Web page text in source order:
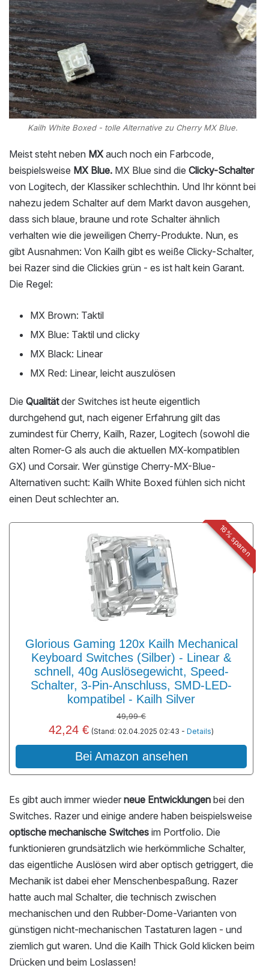
Kailh White Boxed - tolle Alternative zu Cherry MX Blue.
Meist steht neben MX auch noch ein Farbcode,
beispielsweise MX Blue. MX Blue sind die Clicky-Schalter
von Logitech, der Klassiker schlechthin. Und Ihr könnt bei
nahezu jedem Schalter auf dem Markt davon ausgehen,
dass sich blaue, braune und rote Schalter ähnlich
verhalten wie die jeweiligen Cherry-Produkte. Nun, es
gibt Ausnahmen: Von Kailh gibt es weiße Clicky-Schalter,
bei Razer sind die Clickies grün - es ist halt kein Garant.
Die Regel:
MX Brown: Taktil
MX Blue: Taktil und clicky
MX Black: Linear
MX Red: Linear, leicht auszulösen
Die Qualitätder Switches ist heute eigentlich
durchgehend gut, nach eigener Erfahrung gilt das
zumindest für Cherry, Kailh, Razer, Logitech (sowohl die
alten Romer-G als auch die aktuellen MX-kompatiblen
GX) und Corsair. Wer günstige Cherry-MX-Blue-
Alternativen sucht: Kailh White Boxed fühlen sich nicht
einen Deut schlechter an.
16% sparen
Glorious Gaming 120x Kailh Mechanical
Keyboard Switches (Silber) - Linear &
schnell, 40g Auslösegewicht, Speed-
Schalter, 3-Pin-Anschluss, SMD-LED-
kompatibel - Kailh Silver
49,99 €
42,24 € (Stand: 02.04.2025 02:43 -Details)
Bei Amazon ansehen
Es gibt auch immer wieder neue Entwicklungen bei den
Switches. Razer und einige andere haben beispielsweise
optische mechanische Switches im Portfolio. Die
funktionieren grundsätzlich wie herkömmliche Schalter,
das eigentliche Auslösen wird aber optisch getriggert, die
Mechanik ist dabei eher Menschenbespaßung. Razer
hatte auch mal Schalter, die technisch zwischen
mechanischen und den Rubber-Dome-Varianten von
günstigen nicht-mechanischen Tastaturen lagen - und
ziemlich gut waren. Und die Kailh Thick Gold klicken beim
Drücken und beim Loslassen!